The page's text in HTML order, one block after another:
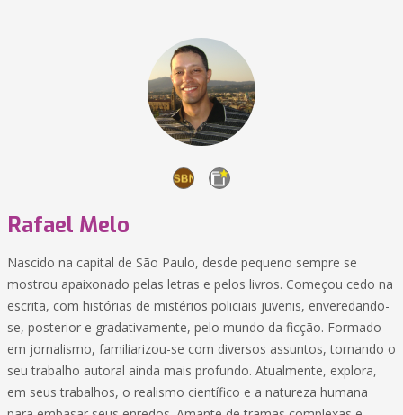
Rafael Melo
Nascido na capital de São Paulo, desde pequeno sempre se
mostrou apaixonado pelas letras e pelos livros. Começou cedo na
escrita, com histórias de mistérios policiais juvenis, enveredando-
se, posterior e gradativamente, pelo mundo da ficção. Formado
em jornalismo, familiarizou-se com diversos assuntos, tornando o
seu trabalho autoral ainda mais profundo. Atualmente, explora,
em seus trabalhos, o realismo científico e a natureza humana